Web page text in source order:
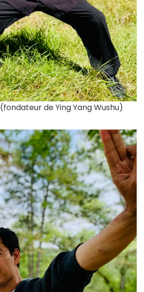
(fondateur de Ying Yang Wushu)